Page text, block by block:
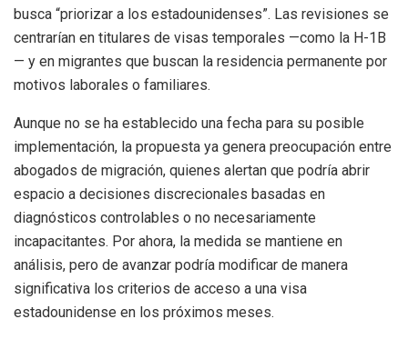
busca “priorizar a los estadounidenses”. Las revisiones se
centrarían en titulares de visas temporales —como la H-1B
— y en migrantes que buscan la residencia permanente por
motivos laborales o familiares.
Aunque no se ha establecido una fecha para su posible
implementación, la propuesta ya genera preocupación entre
abogados de migración, quienes alertan que podría abrir
espacio a decisiones discrecionales basadas en
diagnósticos controlables o no necesariamente
incapacitantes. Por ahora, la medida se mantiene en
análisis, pero de avanzar podría modificar de manera
significativa los criterios de acceso a una visa
estadounidense en los próximos meses.